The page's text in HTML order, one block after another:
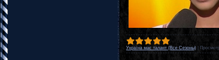
Україна має талант (Все Сезоны)